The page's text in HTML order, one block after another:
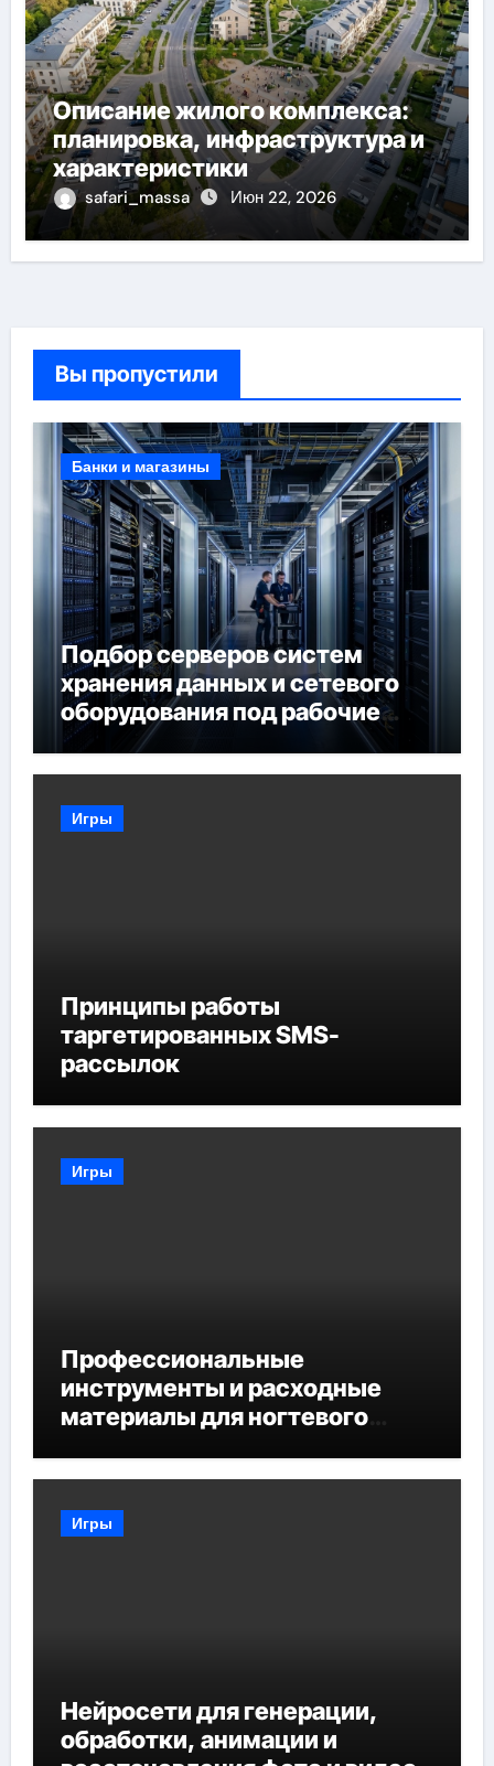
Описание жилого комплекса:
планировка, инфраструктура и
характеристики
safari_massa Июн 22, 2026
Вы пропустили
Банки и магазины
Подбор серверов систем
хранения данных и сетевого
оборудования под рабочие
задачи
Игры
Принципы работы
таргетированных SMS-
рассылок
Игры
Профессиональные
инструменты и расходные
материалы для ногтевого
Игры
Нейросети для генерации,
обработки, анимации и